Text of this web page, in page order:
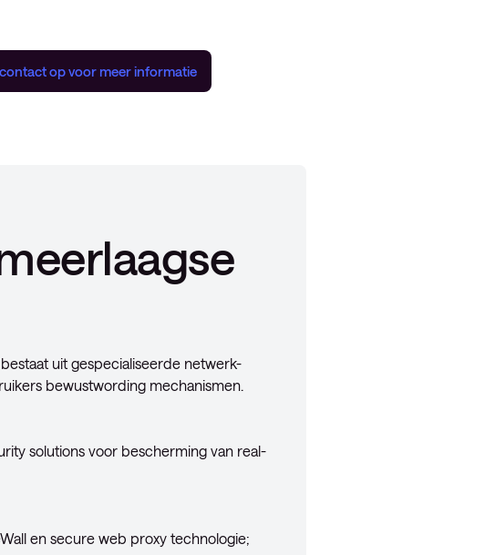
op voor meer informatie
uit gespecialiseerde netwerk-
bewustwording mechanismen.
solutions voor bescherming van real-
en secure web proxy technologie;